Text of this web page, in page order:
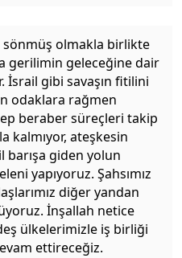
sönmüş olmakla birlikte
gerilimin geleceğine dair
İsrail gibi savaşın fitilini
odaklara rağmen
beraber süreçleri takip
kalmıyor, ateşkesin
barışa giden yolun
yapıyoruz. Şahsımız
diğer yandan
İnşallah netice
ülkelerimizle iş birliği
ettireceğiz.